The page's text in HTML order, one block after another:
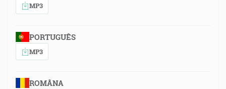
MP3
PORTUGUÊS
MP3
ROMÂNA